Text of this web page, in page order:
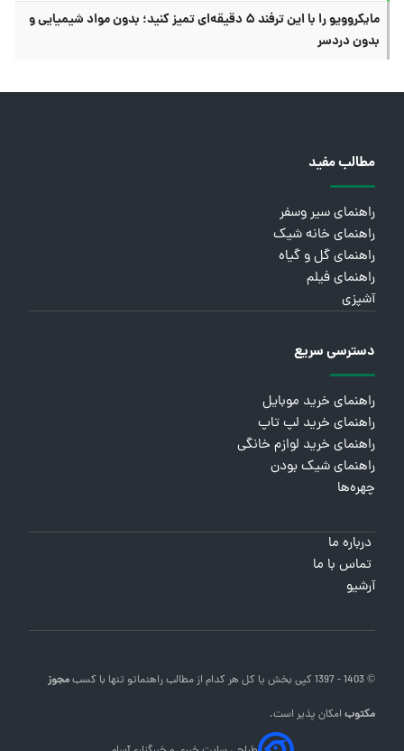
مایکروویو را با این ترفند ۵ دقیقه‌ای تمیز کنید؛ بدون مواد شیمیایی و
بدون دردسر
مطالب مفید
راهنمای سیر وسفر
راهنمای خانه شیک
راهنمای گل و گیاه
راهنمای فیلم
آشپزی
دسترسی سریع
راهنمای خرید موبایل
راهنمای خرید لپ تاپ
راهنمای خرید لوازم خانگی
راهنمای شیک بودن
چهره‌ها
درباره ما
تماس با ما
آرشیو
© 1403 - 1397 کپی بخش یا کل هر کدام از مطالب راهنماتو تنها با کسبمجوز
مکتوبامکان پذیر است.